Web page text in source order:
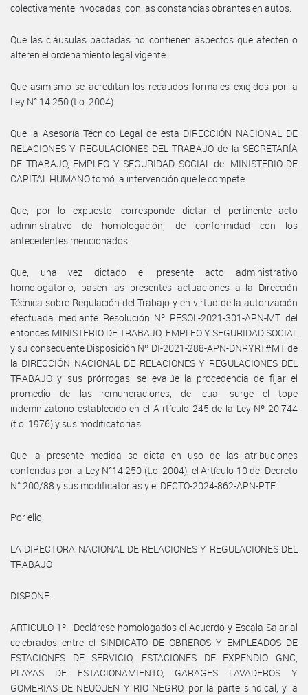
colectivamente invocadas, con las constancias obrantes en autos.
Que las cláusulas pactadas no contienen aspectos que afecten o
alteren el ordenamiento legal vigente.
Que asimismo se acreditan los recaudos formales exigidos por la
Ley N° 14.250 (t.o. 2004).
Que la Asesoría Técnico Legal de esta DIRECCIÓN NACIONAL DE
RELACIONES Y REGULACIONES DEL TRABAJO de la SECRETARÍA
DE TRABAJO, EMPLEO Y SEGURIDAD SOCIAL del MINISTERIO DE
CAPITAL HUMANO tomó la intervención que le compete.
Que, por lo expuesto, corresponde dictar el pertinente acto
administrativo de homologación, de conformidad con los
antecedentes mencionados.
Que, una vez dictado el presente acto administrativo
homologatorio, pasen las presentes actuaciones a la Dirección
Técnica sobre Regulación del Trabajo y en virtud de la autorización
efectuada mediante Resolución Nº RESOL-2021-301-APN-MT del
entonces MINISTERIO DE TRABAJO, EMPLEO Y SEGURIDAD SOCIAL
y su consecuente Disposición Nº DI-2021-288-APN-DNRYRT#MT de
la DIRECCIÓN NACIONAL DE RELACIONES Y REGULACIONES DEL
TRABAJO y sus prórrogas, se evalúe la procedencia de fijar el
promedio de las remuneraciones, del cual surge el tope
indemnizatorio establecido en el A rtículo 245 de la Ley Nº 20.744
(t.o. 1976) y sus modificatorias.
Que la presente medida se dicta en uso de las atribuciones
conferidas por la Ley N°14.250 (t.o. 2004), el Artículo 10 del Decreto
N° 200/88 y sus modificatorias y el DECTO-2024-862-APN-PTE.
Por ello,
LA DIRECTORA NACIONAL DE RELACIONES Y REGULACIONES DEL
TRABAJO
DISPONE:
ARTICULO 1º.- Declárese homologados el Acuerdo y Escala Salarial
celebrados entre el SINDICATO DE OBREROS Y EMPLEADOS DE
ESTACIONES DE SERVICIO, ESTACIONES DE EXPENDIO GNC,
PLAYAS DE ESTACIONAMIENTO, GARAGES LAVADEROS Y
GOMERIAS DE NEUQUEN Y RIO NEGRO, por la parte sindical, y la